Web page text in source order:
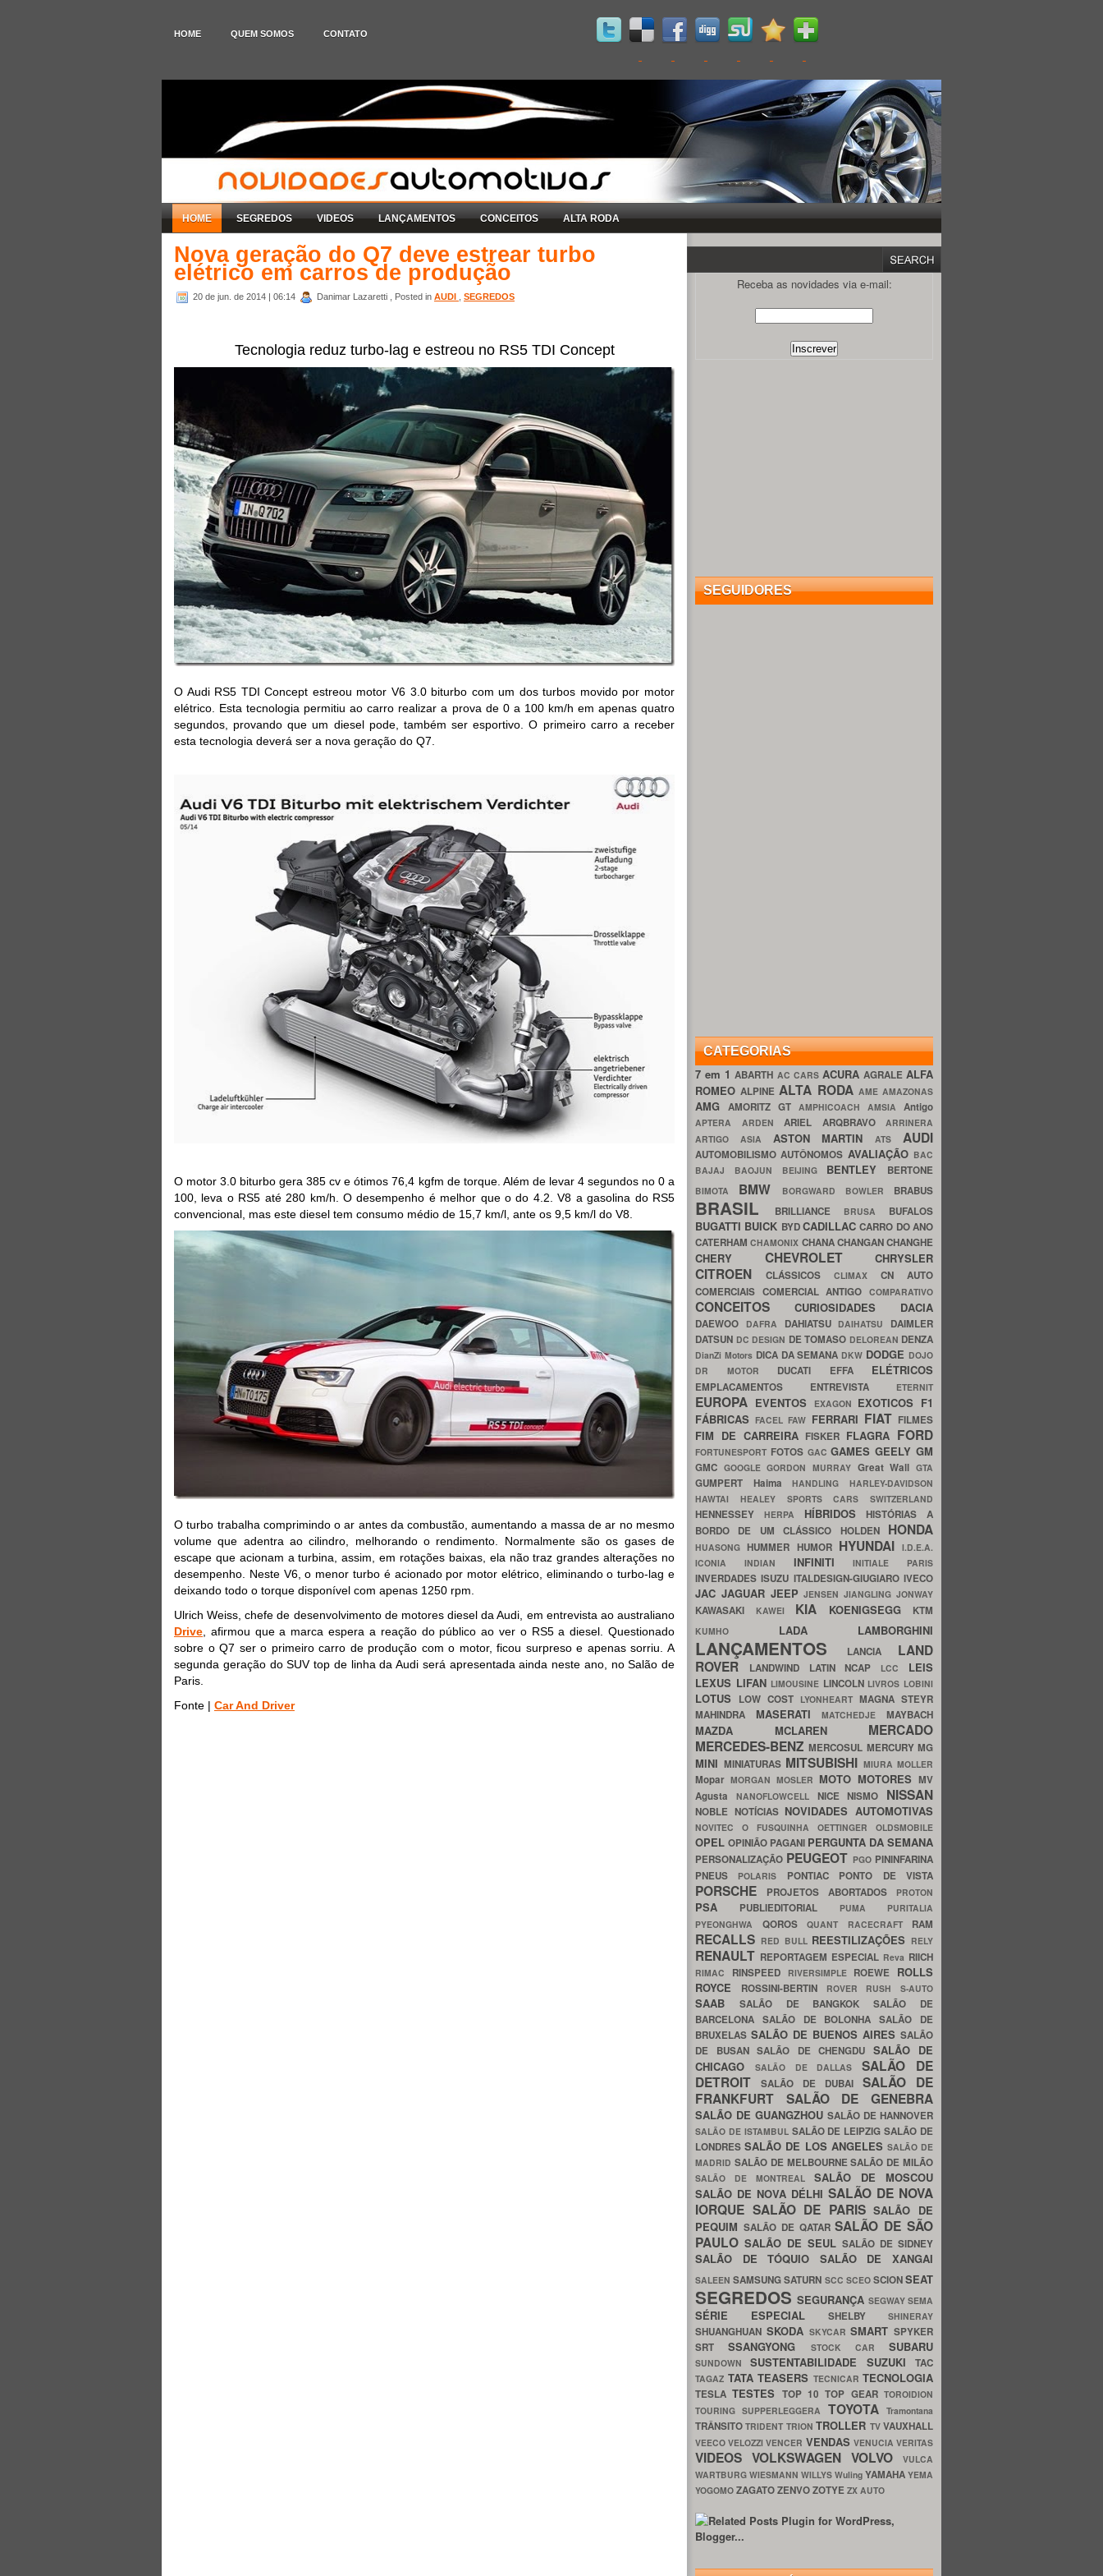
HOME QUEM SOMOS CONTATO
HOME SEGREDOS VIDEOS LANÇAMENTOS CONCEITOS ALTA RODA
Nova geração do Q7 deve estrear turbo
elétrico em carros de produção
20 de jun. de 2014 | 06:14 Danimar Lazaretti , Posted in AUDI SEGREDOS
Tecnologia reduz turbo-lag e estreou no RS5 TDI Concept
O Audi RS5 TDI Concept estreou motor V6 3.0 biturbo com um dos turbos movido por motor
elétrico. Esta tecnologia permitiu ao carro realizar a prova de 0 a 100 km/h em apenas quatro
segundos, provando que um diesel pode, também ser esportivo. O primeiro carro a receber
esta tecnologia deverá ser a nova geração do Q7.
O motor 3.0 biturbo gera 385 cv e ótimos 76,4 kgfm de torque. Além de levar 4 segundos no 0 a
100, leva o RS5 até 280 km/h. O desempenho é melhor que o do 4.2. V8 a gasolina do RS5
convencional, mas este diesel tem consumo médio de 15,7 km/l, ante os 9,5 km/l do V8.
O turbo trabalha comprimindo o ar antes da combustão, aumentando a massa de ar no mesmo
volume que adentra ao cilindro, melhorando o rendimento. Normalmente são os gases de
escape que acionam a turbina, assim, em rotações baixas, ela não traz grandes alterações no
desempenho. Neste V6, o menor turbo é acionado por motor elétrico, eliminando o turbo-lag e
deixando todo o torque disponível com apenas 1250 rpm.
Ulrich Weiss, chefe de desenvolvimento de motores diesel da Audi, em entrevista ao australiano
Drive , afirmou que a marca espera a reação do público ao ver o RS5 a diesel. Questionado
sobre o Q7 ser o primeiro carro de produção com o motor, ficou surpreso e apenas sorriu. A
segunda geração do SUV top de linha da Audi será apresentada ainda neste ano, no Salão de
Paris.
Fonte | Car And Driver
Receba as novidades via e-mail:
SEGUIDORES
CATEGORIAS
7 em 1ABARTH AC CARS ACURA AGRALE ALFA
ROMEOALPINEALTA RODA AME AMAZONAS
AMG AMORITZ GT AMPHICOACH AMSIA Antigo
APTERA ARDEN ARIEL ARQBRAVO ARRINERA
ARTIGO ASIA ASTON MARTINATS AUDI
AUTOMOBILISMOAUTÔNOMOS AVALIAÇÃO BAC
BAJAJ BAOJUN BEIJING BENTLEY BERTONE
BIMOTA BMW BORGWARD BOWLER BRABUS
BRASIL BRILLIANCE BRUSA BUFALOS
BUGATTI BUICK BYDCADILLACCARRO DO ANO
CATERHAMCHAMONIX CHANACHANGANCHANGHE
CHERY CHEVROLET CHRYSLER
CITROEN CLÁSSICOS CLIMAX CN AUTO
COMERCIAIS COMERCIAL ANTIGOCOMPARATIVO
CONCEITOS CURIOSIDADES DACIA
DAEWOO DAFRA DAHIATSU DAIHATSU DAIMLER
DATSUN DC DESIGN DE TOMASO DELOREAN DENZA
DianZi Motors DICA DA SEMANA DKW DODGE DOJO
DR MOTOR DUCATI EFFA ELÉTRICOS
EMPLACAMENTOS ENTREVISTA ETERNIT
EUROPA EVENTOS EXAGON EXOTICOS F1
FÁBRICASFACELFAW FERRARI FIAT FILMES
FIM DE CARREIRA FISKER FLAGRA FORD
FORTUNESPORT FOTOS GACGAMESGEELYGM
GMC GOOGLEGORDON MURRAY Great WallGTA
GUMPERT HaimaHANDLINGHARLEY-DAVIDSON
HAWTAI HEALEY SPORTS CARS SWITZERLAND
HENNESSEY HERPA HÍBRIDOSHISTÓRIAS A
BORDO DE UM CLÁSSICO HOLDEN HONDA
HUASONGHUMMER HUMOR HYUNDAI I.D.E.A.
ICONIA INDIAN INFINITIINITIALE PARIS
INVERDADESISUZU ITALDESIGN-GIUGIAROIVECO
JAC JAGUAR JEEPJENSENJIANGLINGJONWAY
KAWASAKI KAWEI KIA KOENIGSEGG KTM
KUMHO LADA LAMBORGHINI
LANÇAMENTOS LANCIA LAND
ROVER
LANDWIND LATIN NCAP LCC LEIS
LEXUS LIFAN LIMOUSINE LINCOLN LIVROS LOBINI
LOTUS LOW COST LYONHEART MAGNA STEYR
MAHINDRA MASERATIMATCHEDJEMAYBACH
MAZDA MCLAREN MERCADO
MERCEDES-BENZMERCOSUL MERCURYMG
MINI MINIATURAS MITSUBISHI MIURA MOLLER
Mopar MORGAN MOSLER MOTO MOTORES MV
Agusta NANOFLOWCELL NICENISMO NISSAN
NOBLE NOTÍCIAS NOVIDADES AUTOMOTIVAS
NOVITEC O FUSQUINHA OETTINGER OLDSMOBILE
OPEL OPINIÃO PAGANI PERGUNTA DA SEMANA
PERSONALIZAÇÃO PEUGEOT PGO PININFARINA
PNEUS
POLARIS PONTIAC PONTO DE VISTA
PORSCHE PROJETOS ABORTADOS PROTON
PSA PUBLIEDITORIAL PUMA PURITALIA
PYEONGHWA QOROS QUANT RACECRAFT RAM
RECALLS RED BULL REESTILIZAÇÕES RELY
RENAULT REPORTAGEM ESPECIAL Reva RIICH
RIMAC RINSPEED RIVERSIMPLE ROEWE ROLLS
ROYCE
ROSSINI-BERTIN ROVER RUSH S-AUTO
SAAB SALÃO DE BANGKOKSALÃO DE
BARCELONA SALÃO DE BOLONHASALÃO DE
BRUXELAS SALÃO DE BUENOS AIRES SALÃO
DE BUSAN SALÃO DE CHENGDU SALÃO DE
CHICAGO
SALÃO DE DALLASSALÃO DE
DETROIT
SALÃO DE DUBAI SALÃO DE
FRANKFURT SALÃO DE GENEBRA
SALÃO DE GUANGZHOU SALÃO DE HANNOVER
SALÃO DE ISTAMBUL SALÃO DE LEIPZIGSALÃO DE
LONDRESSALÃO DE LOS ANGELES SALÃO DE
MADRID SALÃO DE MELBOURNESALÃO DE MILÃO
SALÃO DE MONTREAL SALÃO DE MOSCOU
SALÃO DE NOVA DÉLHI SALÃO DE NOVA
IORQUE SALÃO DE PARISSALÃO DE
PEQUIM SALÃO DE QATARSALÃO DE SÃO
PAULO SALÃO DE SEUL SALÃO DE SIDNEY
SALÃO DE TÓQUIO SALÃO DE XANGAI
SALEENSAMSUNGSATURN SCC SCEO SCIONSEAT
SEGREDOSSEGURANÇA SEGWAYSEMA
SÉRIE ESPECIAL SHELBY SHINERAY
SHUANGHUAN SKODA SKYCARSMART SPYKER
SRTSSANGYONG STOCK CAR SUBARU
SUNDOWNSUSTENTABILIDADE SUZUKITAC
TAGAZ TATA TEASERS TECNICAR TECNOLOGIA
TESLATESTES TOP 10TOP GEARTOROIDION
TOURING SUPPERLEGGERA TOYOTATramontana
TRÂNSITOTRIDENT TRIONTROLLER TVVAUXHALL
VEECOVELOZZIVENCER VENDAS VENUCIAVERITAS
VIDEOS VOLKSWAGEN VOLVO
VULCA
WARTBURG WIESMANN WILLYS Wuling YAMAHA YEMA
YOGOMO ZAGATOZENVOZOTYE ZX AUTO